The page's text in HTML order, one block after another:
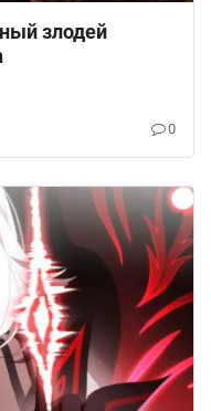
злодей
0